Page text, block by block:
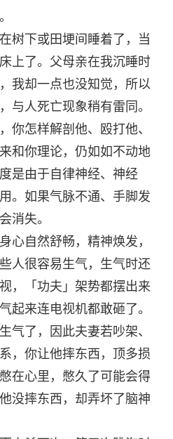
树下或田埂间睡着了，当
上了。父母亲在我沉睡时
我却一点也没知觉，所以
与人死亡现象稍有雷同。
你怎样解剖他、殴打他、
和你理论，仍如如不动地
是由于自律神经、神经
。如果气脉不通、手脚发
消失。
心自然舒畅，精神焕发，
人很容易生气，生气时还
，「功夫」架势都摆出来
起来连电视机都敢砸了。
气了，因此夫妻若吵架、
，你让他摔东西，顶多损
在心里，憋久了可能会得
没摔东西，却弄坏了脑神